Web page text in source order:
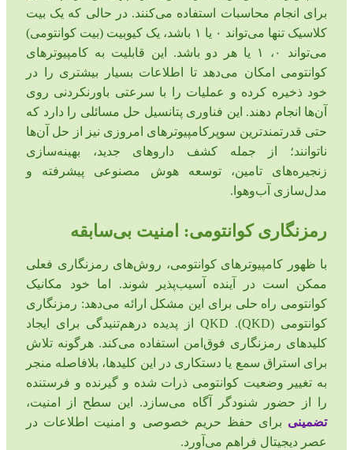
برای انجام محاسبات استفاده می‌کنند. در حالی که یک بیت
کلاسیک تنها می‌تواند ۰ یا ۱ باشد، یک کیوبیت (بیت کوانتومی)
می‌تواند ۰، ۱ یا هر دو باشد. این قابلیت به کامپیوترهای
کوانتومی امکان می‌دهد تا اطلاعات بسیار بیشتری را در
خود ذخیره کرده و عملیات را با سرعتی باورنکردنی روی
آن‌ها انجام دهند. این فناوری پتانسیل حل مسائلی را دارد که
حتی قدرتمندترین سوپرکامپیوترهای امروزی نیز از حل آن‌ها
ناتوانند؛ از جمله کشف داروهای جدید، بهینه‌سازی
زنجیره‌های تامین، توسعه هوش مصنوعی پیشرفته و
مدل‌سازی آب‌وهوا.
رمزنگاری کوانتومی: امنیت بی‌سابقه
با ظهور کامپیوترهای کوانتومی، روش‌های رمزنگاری فعلی
ممکن است در آینده آسیب‌پذیر شوند. اما خود مکانیک
کوانتومی راه حلی برای این مشکل ارائه می‌دهد: رمزنگاری
کوانتومی (QKD). QKD از پدیده درهم‌تنیدگی برای ایجاد
کلیدهای رمزنگاری فوق‌امن استفاده می‌کند. هرگونه تلاش
برای استراق سمع یا دستکاری در این کلیدها، بلافاصله منجر
به تغییر وضعیت کوانتومی ذرات شده و گیرنده و فرستنده
را از حضور شنودگر آگاه می‌سازد. این سطح از امنیت،
تضمینی برای حفظ حریم خصوصی و امنیت اطلاعات در
عصر دیجیتال فراهم می‌آورد.